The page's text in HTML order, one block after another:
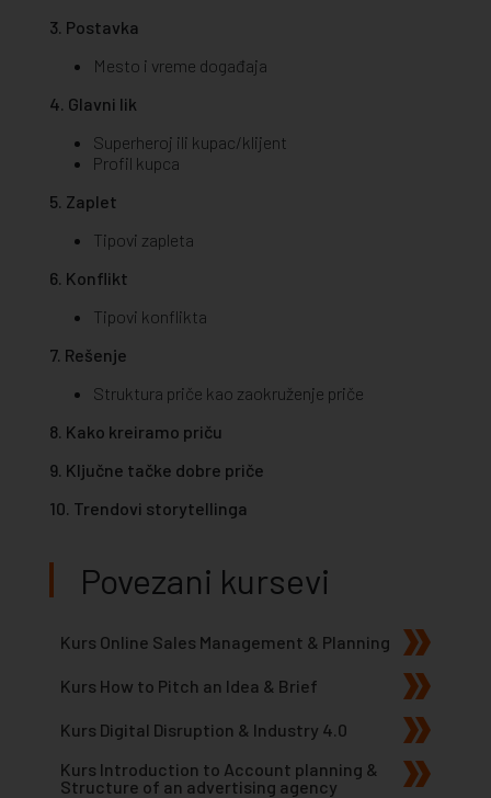
3. Postavka
Mesto i vreme događaja
4. Glavni lik
Superheroj ili kupac/klijent
Profil kupca
5. Zaplet
Tipovi zapleta
6. Konflikt
Tipovi konflikta
7. Rešenje
Struktura priče kao zaokruženje priče
8. Kako kreiramo priču
9. Ključne tačke dobre priče
10. Trendovi storytellinga
Povezani kursevi
Kurs Online Sales Management & Planning
Kurs How to Pitch an Idea & Brief
Kurs Digital Disruption & Industry 4.0
Kurs Introduction to Account planning &
Structure of an advertising agency